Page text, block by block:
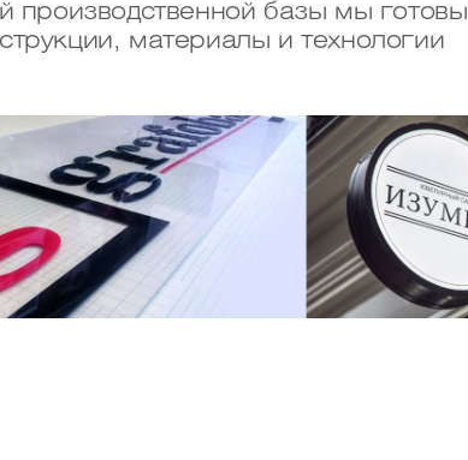
производственной базы мы готовы
материалы и технологии